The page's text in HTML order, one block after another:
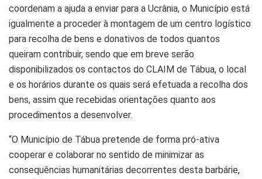
coordenam a ajuda a enviar para a Ucrânia, o Município está
igualmente a proceder à montagem de um centro logístico
para recolha de bens e donativos de todos quantos
queiram contribuir, sendo que em breve serão
disponibilizados os contactos do CLAIM de Tábua, o local
e os horários durante os quais será efetuada a recolha dos
bens, assim que recebidas orientações quanto aos
procedimentos a desenvolver.
“O Município de Tábua pretende de forma pró-ativa
cooperar e colaborar no sentido de minimizar as
consequências humanitárias decorrentes desta barbárie,